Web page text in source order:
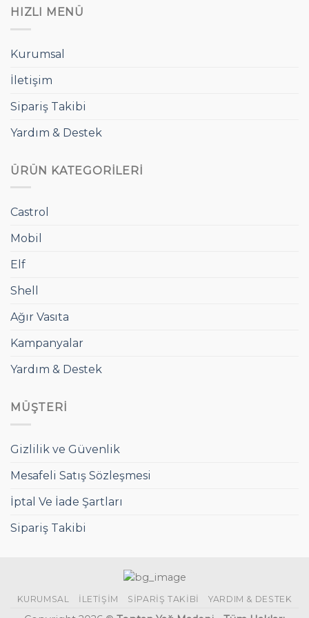
HIZLI MENÜ
Kurumsal
İletişim
Sipariş Takibi
Yardım & Destek
ÜRÜN KATEGORILERI
Castrol
Mobil
Elf
Shell
Ağır Vasıta
Kampanyalar
Yardım & Destek
MÜŞTERI
Gizlilik ve Güvenlik
Mesafeli Satış Sözleşmesi
İptal Ve İade Şartları
Sipariş Takibi
KURUMSAL İLETIŞIM SIPARIŞ TAKIBI YARDIM & DESTEK